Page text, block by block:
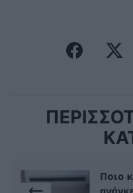
Ποιο